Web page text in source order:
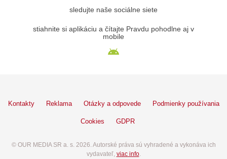
sledujte naše sociálne siete
stiahnite si aplikáciu a čítajte Pravdu pohodlne aj v
mobile
Kontakty Reklama Otázky a odpovede Podmienky používania
Cookies GDPR
© OUR MEDIA SR a. s. 2026. Autorské práva sú vyhradené a vykonáva ich
vydavateľ, viac info.